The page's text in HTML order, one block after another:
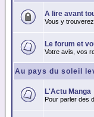
A lire avant
Vous y
Le forum et
Votre avis, vos
Au pays du soleil
L'Actu Manga
Pour parler des